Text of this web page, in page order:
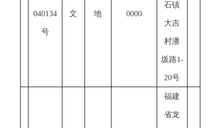
040134
号
文 地 0000
石镇
大吉
村潘
坂路1-
20号
福建
省龙